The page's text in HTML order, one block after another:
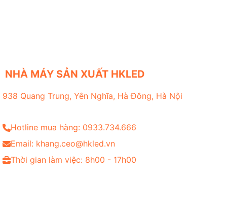
NHÀ MÁY SẢN XUẤT HKLED
938 Quang Trung, Yên Nghĩa, Hà Đông, Hà Nội
Hotline mua hàng: 0933.734.666
Email: khang.ceo@hkled.vn
Thời gian làm việc: 8h00 - 17h00